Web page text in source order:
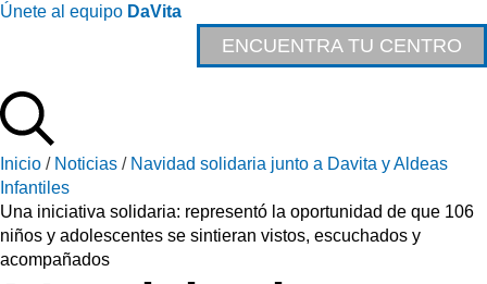
Únete al equipo DaVita
ENCUENTRA TU CENTRO
Inicio / Noticias / Navidad solidaria junto a Davita y Aldeas
Infantiles
Una iniciativa solidaria: representó la oportunidad de que 106
niños y adolescentes se sintieran vistos, escuchados y
acompañados